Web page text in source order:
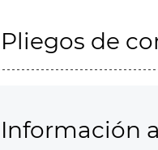
Pliegos de
Información